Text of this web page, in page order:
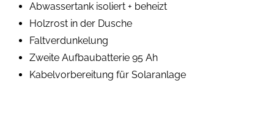
Abwassertank isoliert + beheizt
Holzrost in der Dusche
Faltverdunkelung
Zweite Aufbaubatterie 95 Ah
Kabelvorbereitung für Solaranlage